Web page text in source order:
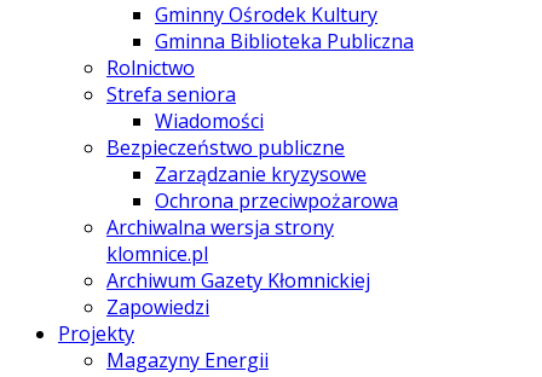
Gminny Ośrodek Kultury
Gminna Biblioteka Publiczna
Rolnictwo
Strefa seniora
Wiadomości
Bezpieczeństwo publiczne
Zarządzanie kryzysowe
Ochrona przeciwpożarowa
Archiwalna wersja strony
klomnice.pl
Archiwum Gazety Kłomnickiej
Zapowiedzi
Projekty
Magazyny Energii